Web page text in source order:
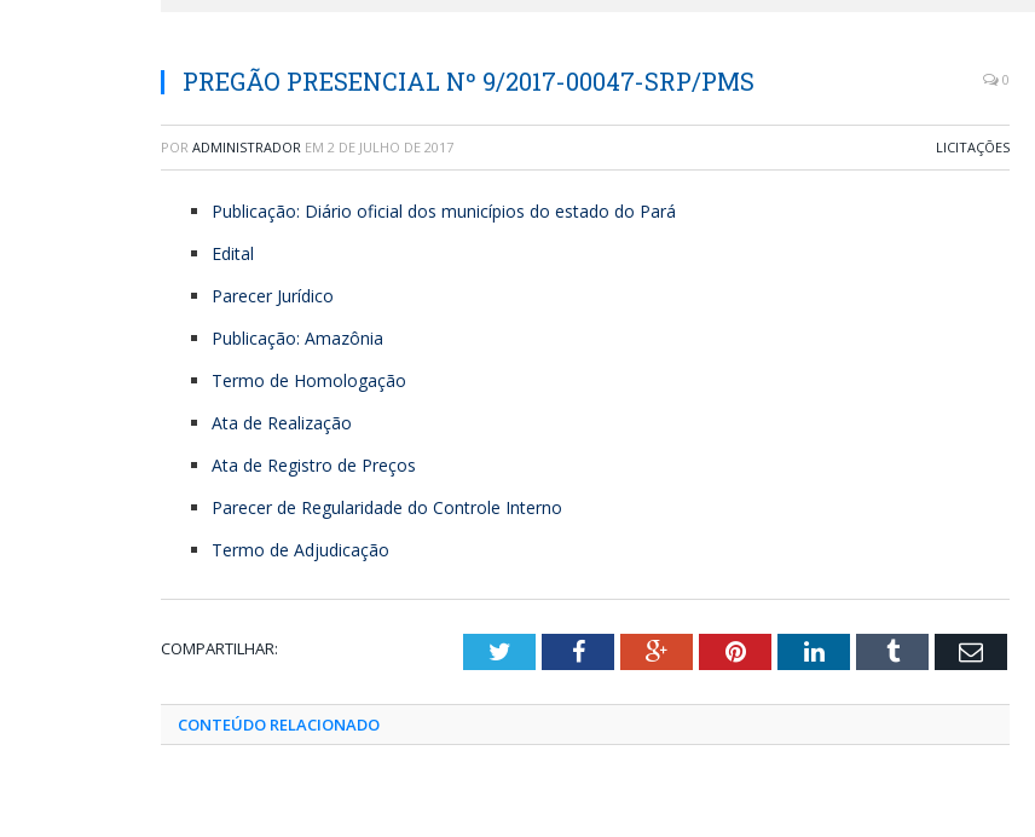
PREGÃO PRESENCIAL Nº 9/2017-00047-SRP/PMS 0
POR ADMINISTRADOR EM 2 DE JULHO DE 2017 LICITAÇÕES
Publicação: Diário oficial dos municípios do estado do Pará
Edital
Parecer Jurídico
Publicação: Amazônia
Termo de Homologação
Ata de Realização
Ata de Registro de Preços
Parecer de Regularidade do Controle Interno
Termo de Adjudicação
COMPARTILHAR: TwitterFacebookGoogle+PinterestLinkedInTumblr Email
CONTEÚDO RELACIONADO